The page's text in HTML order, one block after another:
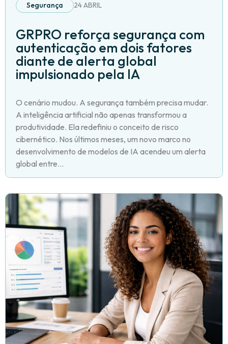
Segurança 24 ABRIL
GRPRO reforça segurança com
autenticação em dois fatores
diante de alerta global
impulsionado pela IA
O cenário mudou. A segurança também precisa mudar.
A inteligência artificial não apenas transformou a
produtividade. Ela redefiniu o conceito de risco
cibernético. Nos últimos meses, um novo marco no
desenvolvimento de modelos de IA acendeu um alerta
global entre...